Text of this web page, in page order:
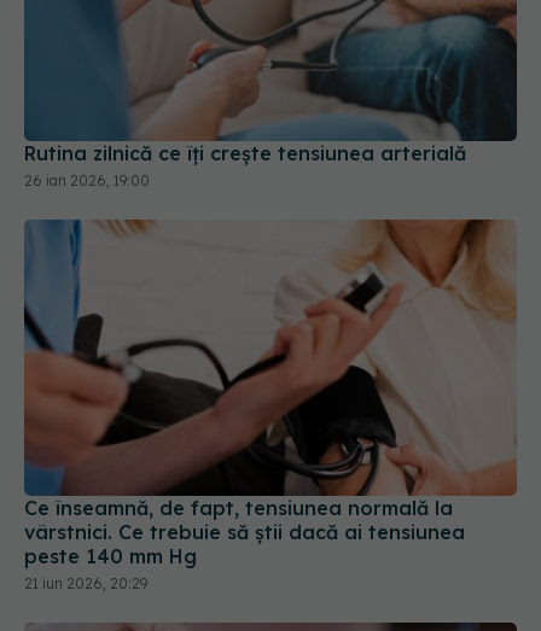
Rutina zilnică ce îți crește tensiunea arterială
26 ian 2026, 19:00
Ce înseamnă, de fapt, tensiunea normală la
vârstnici. Ce trebuie să știi dacă ai tensiunea
peste 140 mm Hg
21 iun 2026, 20:29